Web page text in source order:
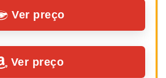
Ver preço
Ver preço